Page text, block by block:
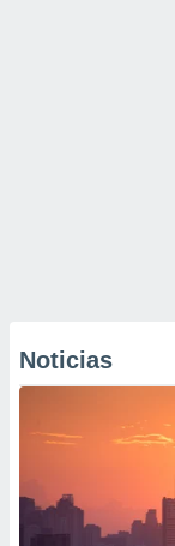
Noticias